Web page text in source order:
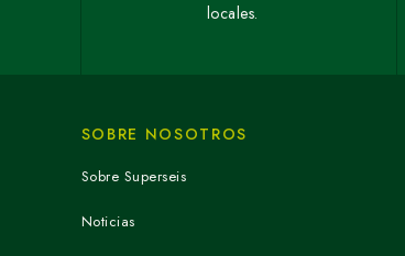
locales.
SOBRE NOSOTROS
Sobre Superseis
Noticias